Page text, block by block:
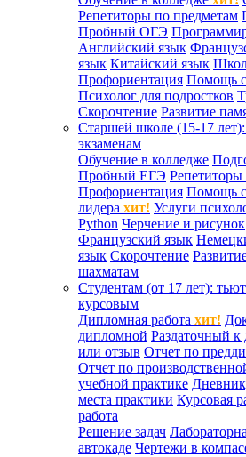
Репетиторы по предметам
Пробный ОГЭ
Английский язык
язык Китайский язык
Профориентация Помощь
Психолог для подростков
Скорочтение Развитие
Старшей школе (15-17
экзаменам
Обучение в колледже
Пробный ЕГЭ
Профориентация Помощь
лидера хит! Услуги
Python Черчение и рисунок
Французский язык
язык Скорочтение
шахматам
Студентам (от 17 лет):
курсовым
Дипломная работа хит!
дипломной Раздаточный
или отзыв Отчет по
Отчет по
учебной практике
места практики Курсовая
работа
Решение задач
автокаде Чертежи в